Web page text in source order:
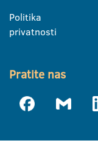
Politika
privatnosti
Pratite nas